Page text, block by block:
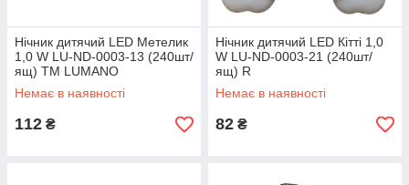
Нічник дитячий LED Метелик
1,0 W LU-ND-0003-13 (240шт/
ящ) TM LUMANO
Немає в наявності
112 ₴
Нічник дитячий LED Кітті 1,0
W LU-ND-0003-21 (240шт/
ящ) R
Немає в наявності
82 ₴